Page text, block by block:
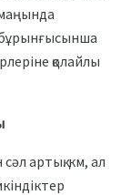
бұрынғысынша
қолайлы
артық. км, ал